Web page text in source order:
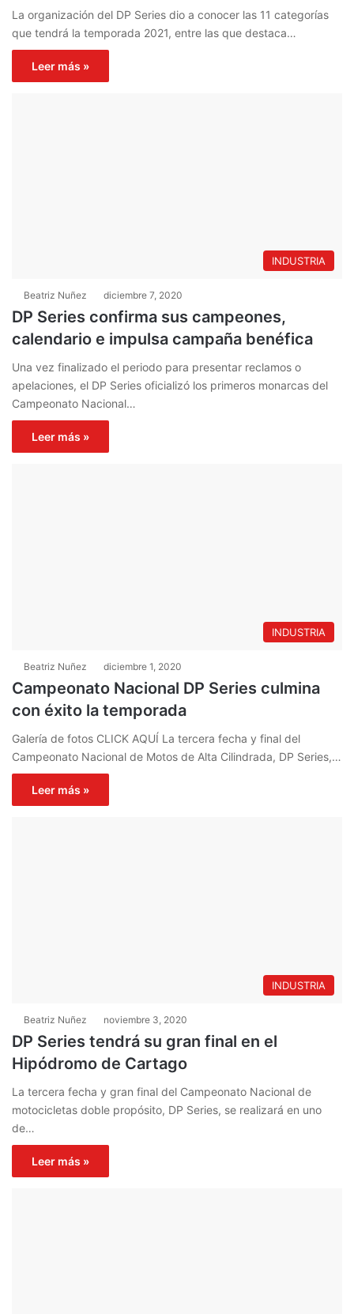
La organización del DP Series dio a conocer las 11 categorías
que tendrá la temporada 2021, entre las que destaca…
Leer más »
INDUSTRIA
Beatriz Nuñez diciembre 7, 2020
DP Series confirma sus campeones,
calendario e impulsa campaña benéfica
Una vez finalizado el periodo para presentar reclamos o
apelaciones, el DP Series oficializó los primeros monarcas del
Campeonato Nacional…
Leer más »
INDUSTRIA
Beatriz Nuñez diciembre 1, 2020
Campeonato Nacional DP Series culmina
con éxito la temporada
Galería de fotos CLICK AQUÍ La tercera fecha y final del
Campeonato Nacional de Motos de Alta Cilindrada, DP Series,…
Leer más »
INDUSTRIA
Beatriz Nuñez noviembre 3, 2020
DP Series tendrá su gran final en el
Hipódromo de Cartago
La tercera fecha y gran final del Campeonato Nacional de
motocicletas doble propósito, DP Series, se realizará en uno
de…
Leer más »